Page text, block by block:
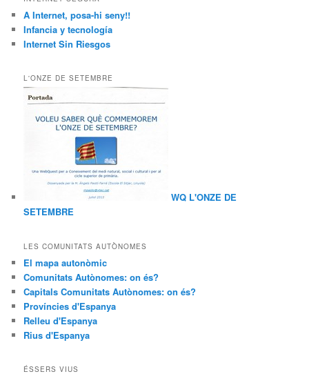
A Internet, posa-hi seny!!
Infancia y tecnología
Internet Sin Riesgos
L'ONZE DE SETEMBRE
WQ L'ONZE DE
SETEMBRE
LES COMUNITATS AUTÒNOMES
El mapa autonòmic
Comunitats Autònomes: on és?
Capitals Comunitats Autònomes: on és?
Províncies d'Espanya
Relleu d'Espanya
Rius d'Espanya
ÉSSERS VIUS